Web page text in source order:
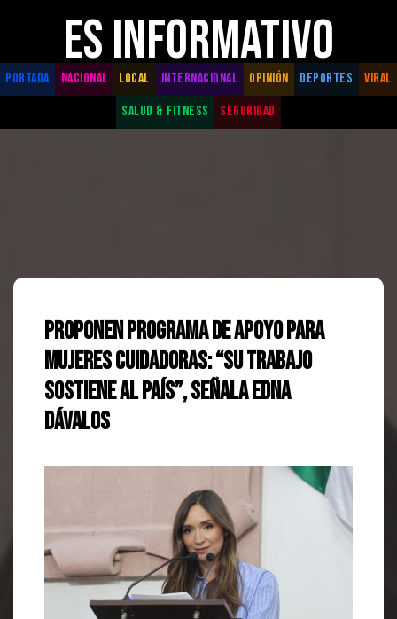
ES INFORMATIVO
PORTADA NACIONAL LOCAL INTERNACIONAL OPINIÓN DEPORTES
VIRAL
SALUD & FITNESS
SEGURIDAD
Proponen programa de apoyo para
mujeres cuidadoras: “Su trabajo
sostiene al país”, señala Edna
Dávalos